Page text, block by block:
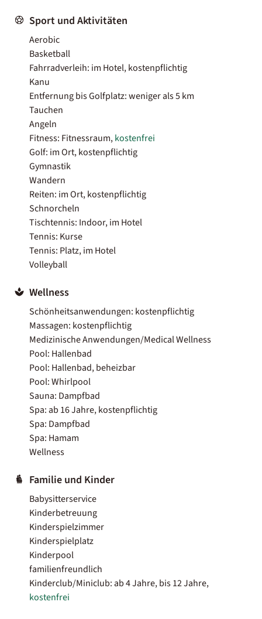
Sport und Aktivitäten
Aerobic
Basketball
Fahrradverleih: im Hotel, kostenpflichtig
Kanu
Entfernung bis Golfplatz: weniger als 5 km
Tauchen
Angeln
Fitness: Fitnessraum,kostenfrei
Golf: im Ort, kostenpflichtig
Gymnastik
Wandern
Reiten: im Ort, kostenpflichtig
Schnorcheln
Tischtennis: Indoor, im Hotel
Tennis: Kurse
Tennis: Platz, im Hotel
Volleyball
Wellness
Schönheitsanwendungen: kostenpflichtig
Massagen: kostenpflichtig
Medizinische Anwendungen/Medical Wellness
Pool: Hallenbad
Pool: Hallenbad, beheizbar
Pool: Whirlpool
Sauna: Dampfbad
Spa: ab 16 Jahre, kostenpflichtig
Spa: Dampfbad
Spa: Hamam
Wellness
Familie und Kinder
Babysitterservice
Kinderbetreuung
Kinderspielzimmer
Kinderspielplatz
Kinderpool
familienfreundlich
Kinderclub/Miniclub: ab 4 Jahre, bis 12 Jahre,
kostenfrei